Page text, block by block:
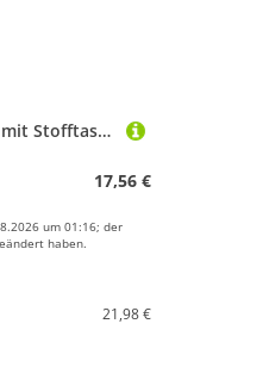
Zite Stipprute 4m mit Stofftasche - Teleskop Basic Angelrute mit Spitzenring
17,56 €
um 01:16; der
haben.
21,98 €